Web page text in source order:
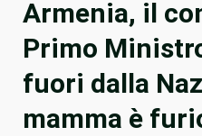
Armenia, il
Primo
fuori dalla
mamma è